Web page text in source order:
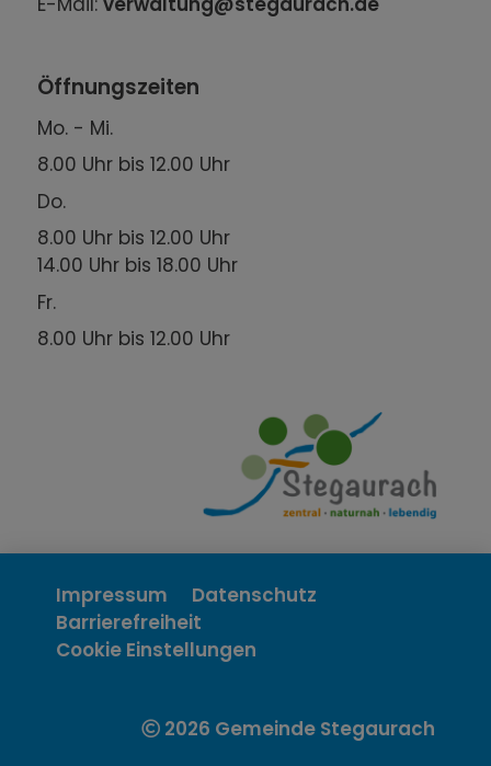
Öffnungszeiten
Mo. - Mi.
8.00 Uhr bis 12.00 Uhr
Do.
8.00 Uhr bis 12.00 Uhr
14.00 Uhr bis 18.00 Uhr
Fr.
8.00 Uhr bis 12.00 Uhr
Impressum
Datenschutz
Barrierefreiheit
Cookie Einstellungen
2026 Gemeinde Stegaurach